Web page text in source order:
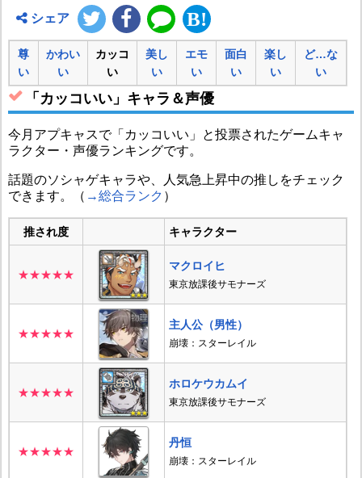
シェア
尊
い
かわい
い
カッコ
い
美し
い
エモ
い
面白
い
楽し
い
ど…な
い
「カッコいい」キャラ＆声優
今月アプキャスで「カッコいい」と投票されたゲームキャ
ラクター・声優ランキングです。
話題のソシャゲキャラや、人気急上昇中の推しをチェック
できます。（ →総合ランク ）
推され度 キャラクター
★★★★★
マクロイヒ
東京放課後サモナーズ
★★★★★
主人公（男性）
崩壊：スターレイル
★★★★★
ホロケウカムイ
東京放課後サモナーズ
★★★★★
丹恒
崩壊：スターレイル